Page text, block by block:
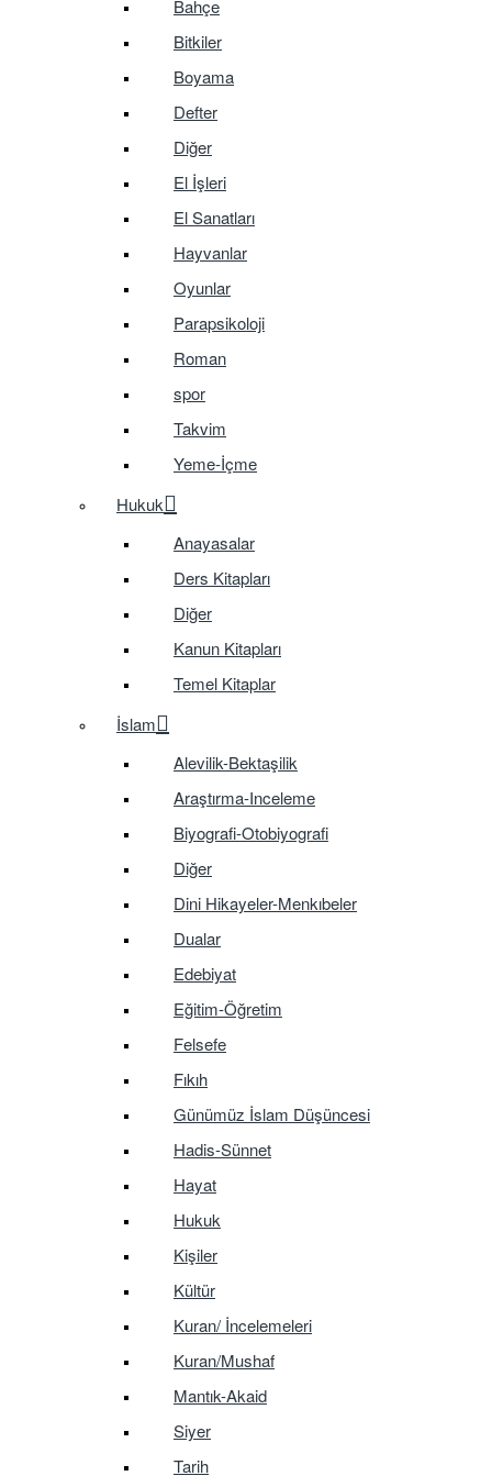
Bahçe
Bitkiler
Boyama
Defter
Diğer
El İşleri
El Sanatları
Hayvanlar
Oyunlar
Parapsikoloji
Roman
spor
Takvim
Yeme-İçme
Hukuk
Anayasalar
Ders Kitapları
Diğer
Kanun Kitapları
Temel Kitaplar
İslam
Alevilik-Bektaşilik
Araştırma-Inceleme
Biyografi-Otobiyografi
Diğer
Dini Hikayeler-Menkıbeler
Dualar
Edebiyat
Eğitim-Öğretim
Felsefe
Fıkıh
Günümüz İslam Düşüncesi
Hadis-Sünnet
Hayat
Hukuk
Kişiler
Kültür
Kuran/ İncelemeleri
Kuran/Mushaf
Mantık-Akaid
Siyer
Tarih